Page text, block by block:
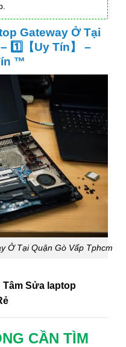
Gateway Ở Tại
1️⃣【Uy Tín】 –
™
Ở Tại Quận Gò Vấp Tphcm
Tâm Sửa laptop
CẦN TÌM